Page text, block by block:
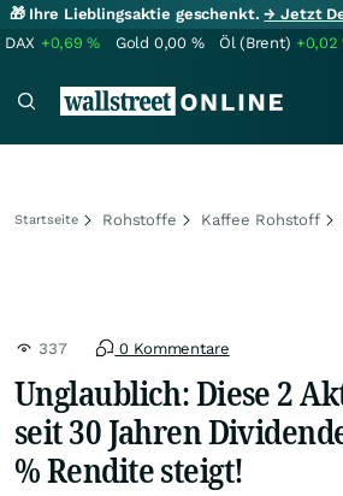
🎁 Ihre Lieblingsaktie geschenkt.→ Jetzt
DAX +0,69% Gold 0,00 % Öl (Brent) +0,02
Startseite Rohstoffe Kaffee Rohstoff
337 0 Kommentare
Unglaublich: Diese 2
seit 30 Jahren
% Rendite steigt!